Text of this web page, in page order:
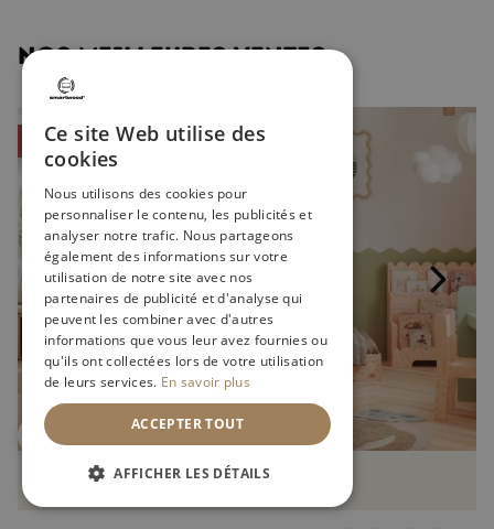
NOS MEILLEURES VENTES
Promo !-20%
Achat rapide
Ce site Web utilise des
cookies
Nous utilisons des cookies pour
personnaliser le contenu, les publicités et
analyser notre trafic. Nous partageons
également des informations sur votre
utilisation de notre site avec nos
partenaires de publicité et d'analyse qui
peuvent les combiner avec d'autres
informations que vous leur avez fournies ou
qu'ils ont collectées lors de votre utilisation
de leurs services. En savoir plus
ACCEPTER TOUT
AFFICHER LES DÉTAILS